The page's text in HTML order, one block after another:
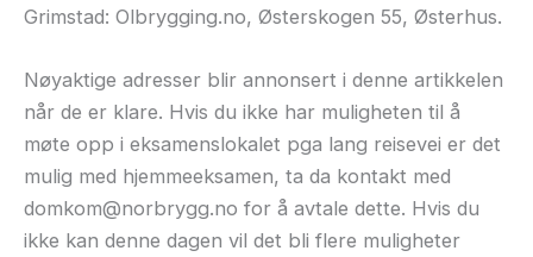
Grimstad: Olbrygging.no, Østerskogen 55, Østerhus.
Nøyaktige adresser blir annonsert i denne artikkelen
når de er klare. Hvis du ikke har muligheten til å
møte opp i eksamenslokalet pga lang reisevei er det
mulig med hjemmeeksamen, ta da kontakt med
domkom@norbrygg.no for å avtale dette. Hvis du
ikke kan denne dagen vil det bli flere muligheter